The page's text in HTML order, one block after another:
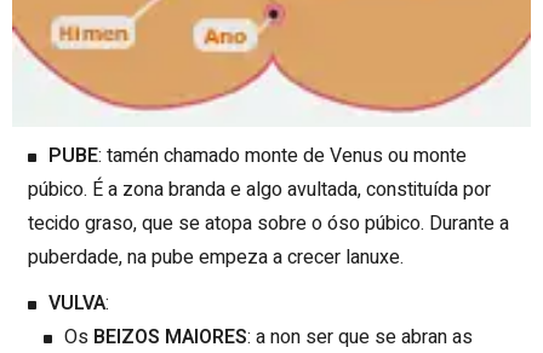
PUBE: tamén chamado monte de Venus ou monte
púbico. É a zona branda e algo avultada, constituída por
tecido graso, que se atopa sobre o óso púbico. Durante a
puberdade, na pube empeza a crecer lanuxe.
VULVA:
Os BEIZOS MAIORES: a non ser que se abran as